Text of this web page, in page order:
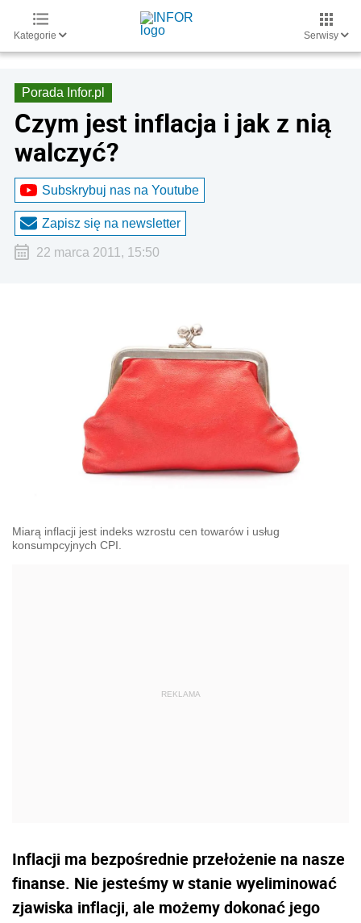
Kategorie Serwisy
Porada Infor.pl
Czym jest inflacja i jak z nią
walczyć?
Subskrybuj nas na Youtube
Zapisz się na newsletter
22 marca 2011, 15:50
Miarą inflacji jest indeks wzrostu cen towarów i usług
konsumpcyjnych CPI.
Inflacji ma bezpośrednie przełożenie na nasze
finanse. Nie jesteśmy w stanie wyeliminować
zjawiska inflacji, ale możemy dokonać jego